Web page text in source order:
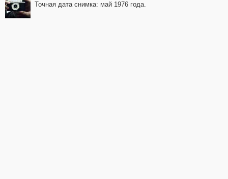
Точная дата снимка: май 1976 года.